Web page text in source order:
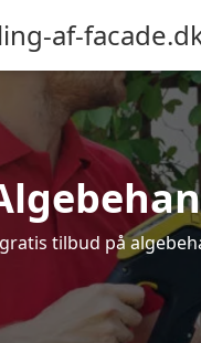
af-
gratis tilbud på